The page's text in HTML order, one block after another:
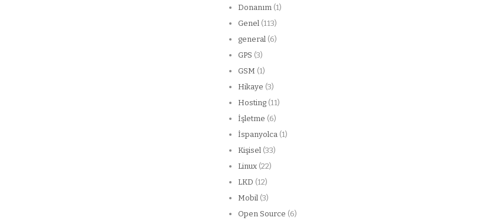
Donanım (1)
Genel (113)
general (6)
GPS (3)
GSM (1)
Hikaye (3)
Hosting (11)
İşletme (6)
İspanyolca (1)
Kişisel (33)
Linux (22)
LKD (12)
Mobil (3)
Open Source (6)